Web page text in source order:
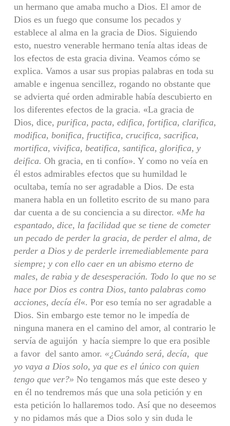
un hermano que amaba mucho a Dios. El amor de
Dios es un fuego que consume los pecados y
establece al alma en la gracia de Dios. Siguiendo
esto, nuestro venerable hermano tenía altas ideas de
los efectos de esta gracia divina. Veamos cómo se
explica. Vamos a usar sus propias palabras en toda su
amable e ingenua sencillez, rogando no obstante que
se advierta qué orden admirable había descubierto en
los diferentes efectos de la gracia. «La gracia de
Dios, dice, purifica, pacta, edifica, fortifica, clarifica,
modifica, bonifica, fructifica, crucifica, sacrifica,
mortifica, vivifica, beatifica, santifica, glorifica, y
deifica. Oh gracia, en ti confío». Y como no veía en
él estos admirables efectos que su humildad le
ocultaba, temía no ser agradable a Dios. De esta
manera habla en un folletito escrito de su mano para
dar cuenta a de su conciencia a su director. «Me ha
espantado, dice, la facilidad que se tiene de cometer
un pecado de perder la gracia, de perder el alma, de
perder a Dios y de perderle irremediablemente para
siempre; y con ello caer en un abismo eterno de
males, de rabia y de desesperación. Todo lo que no se
hace por Dios es contra Dios, tanto palabras como
acciones, decía él«. Por eso temía no ser agradable a
Dios. Sin embargo este temor no le impedía de
ninguna manera en el camino del amor, al contrario le
servía de aguijón y hacía siempre lo que era posible
a favor del santo amor. «¿Cuándo será, decía, que
yo vaya a Dios solo, ya que es el único con quien
tengo que ver?» No tengamos más que este deseo y
en él no tendremos más que una sola petición y en
esta petición lo hallaremos todo. Así que no deseemos
y no pidamos más que a Dios solo y sin duda le